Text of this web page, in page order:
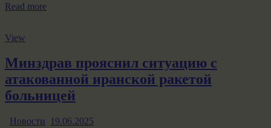
Read more
View
Минздрав прояснил ситуацию с
атакованной иранской ракетой
больницей
Новости
19.06.2025